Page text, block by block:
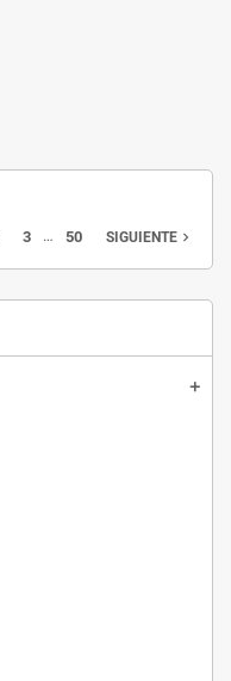
3 … 50 SIGUIENTE navigate_next